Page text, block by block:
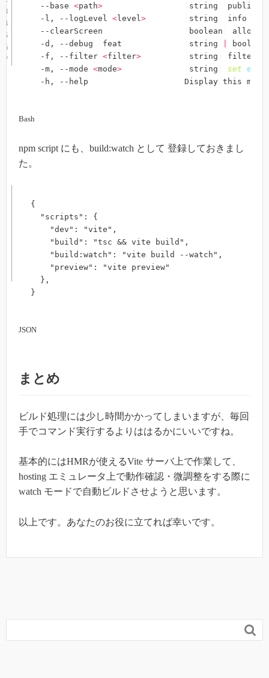
  --base
<path> string
public
  -l, --logLevel
< level> string info
  --clearScreen
boolean
allow/
  -d, --debug
feat string boolean
  -f, --filter
<filter> string
filter
  -m, --mode
<mode> string set env
-h, --help                    Display this
Bash
npm script にも、build:watch として 登録しておきまし
た。
{
  "scripts": {
    "dev": "vite",
    "build": "tsc && vite build",
    "build:watch": "vite build --watch",
    "preview": "vite preview"
  },
}
JSON
まとめ
ビルド処理には少し時間かかってしまいますが、毎回
手でコマンド実行するよりははるかにいいですね。
基本的にはHMRが使えるVite サーバ上で作業して、
hosting エミュレータ上で動作確認・微調整をする際に
watch モードで自動ビルドさせようと思います。
以上です。あなたのお役に立てれば幸いです。
